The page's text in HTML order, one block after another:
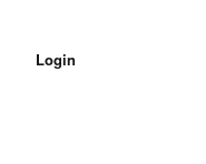
Login